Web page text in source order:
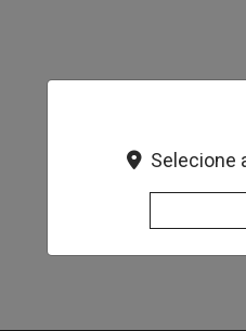
Selecione